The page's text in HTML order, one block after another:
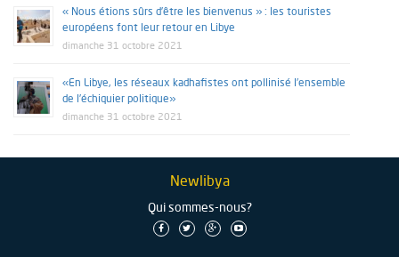
« Nous étions sûrs d’être les bienvenus » : les touristes
européens font leur retour en Libye
dimanche 31 octobre 2021
«En Libye, les réseaux kadhafistes ont pollinisé l’ensemble
de l’échiquier politique»
dimanche 31 octobre 2021
Newlibya
Qui sommes-nous?